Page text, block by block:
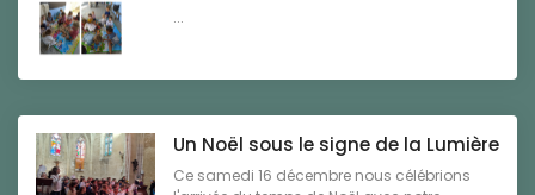
...
Un Noël sous le signe de la Lumière
Ce samedi 16 décembre nous célébrions